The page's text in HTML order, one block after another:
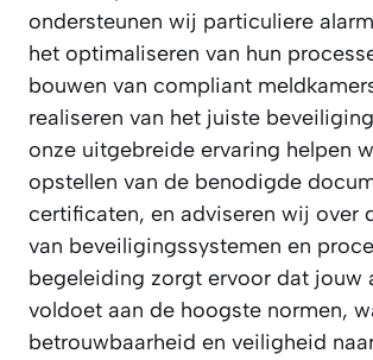
ondersteunen wij particuliere
het optimaliseren van hun
bouwen van compliant
realiseren van het juiste
onze uitgebreide ervaring helpen
opstellen van de benodigde
certificaten, en adviseren wij over
van beveiligingssystemen en
begeleiding zorgt ervoor dat jouw
voldoet aan de hoogste normen,
betrouwbaarheid en veiligheid